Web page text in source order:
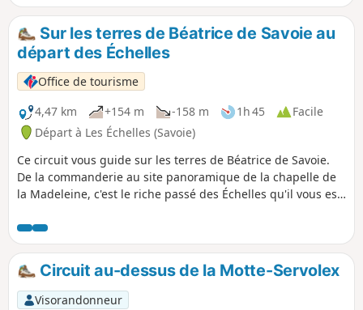
Sur les terres de Béatrice de Savoie au
départ des Échelles
Office de tourisme
4,47 km
+154 m -158 m 1h 45
Facile
Départ à Les Échelles (Savoie)
Ce circuit vous guide sur les terres de Béatrice de Savoie.
De la commanderie au site panoramique de la chapelle de
la Madeleine, c'est le riche passé des Échelles qu'il vous est
Circuit au-dessus de la Motte-Servolex
Visorandonneur